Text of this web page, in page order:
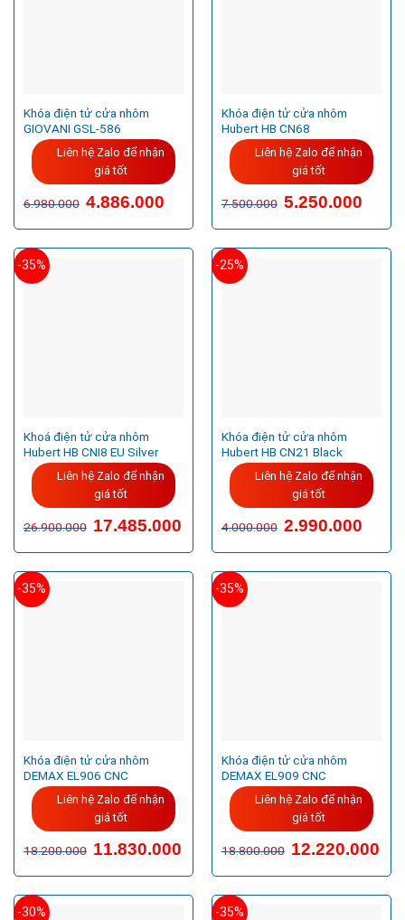
Khóa điện tử cửa nhôm
GIOVANI GSL-586
Liên hệ Zalo để nhận
giá tốt
6.980.000 4.886.000
Khóa điện tử cửa nhôm
Hubert HB CN68
Liên hệ Zalo để nhận
giá tốt
7.500.000 5.250.000
-35%
Khoá điện tử cửa nhôm
Hubert HB CNI8 EU Silver
Liên hệ Zalo để nhận
giá tốt
26.900.000 Giá
gốc
26.900.000VND.
17.485.000Giá
hiện
là:
17.485.000VND.
-25%
Khóa điện tử cửa nhôm
Hubert HB CN21 Black
Liên hệ Zalo để nhận
giá tốt
4.000.000 Giá
gốc
4.000.000VND.
2.990.000Giá
hiện
là:
-35%
Khóa điện tử cửa nhôm
DEMAX EL906 CNC
Liên hệ Zalo để nhận
giá tốt
18.200.000 11.830.000
-35%
Khóa điện tử cửa nhôm
DEMAX EL909 CNC
Liên hệ Zalo để nhận
giá tốt
18.800.000 12.220.000
-30% -35%